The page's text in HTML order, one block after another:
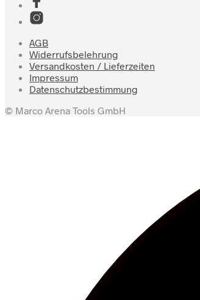
AGB
Widerrufsbelehrung
Versandkosten / Lieferzeiten
Impressum
Datenschutzbestimmung
© Marco Arena Tools GmbH